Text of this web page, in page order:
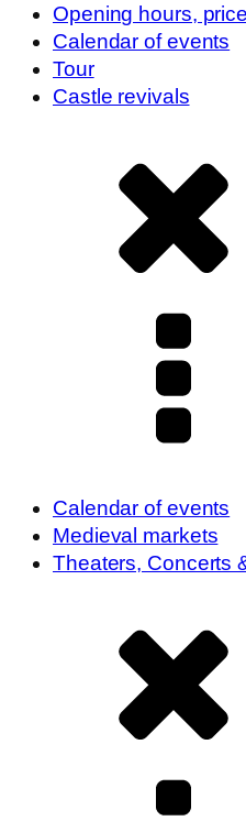
Opening hours,
Calendar of events
Tour
Castle revivals
Calendar of events
Medieval markets
Theaters, Concerts